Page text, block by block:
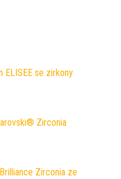
ELISEE se zirkony
Zirconia
Zirconia ze